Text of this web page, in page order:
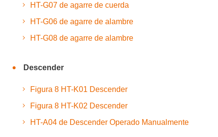
HT-G07 de agarre de cuerda
HT-G06 de agarre de alambre
HT-G08 de agarre de alambre
Descender
Figura 8 HT-K01 Descender
Figura 8 HT-K02 Descender
HT-A04 de Descender Operado Manualmente